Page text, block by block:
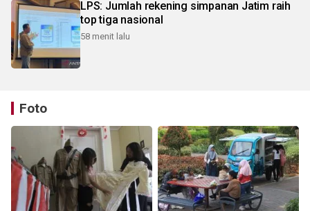
LPS: Jumlah rekening simpanan Jatim raih
top tiga nasional
58 menit lalu
Foto